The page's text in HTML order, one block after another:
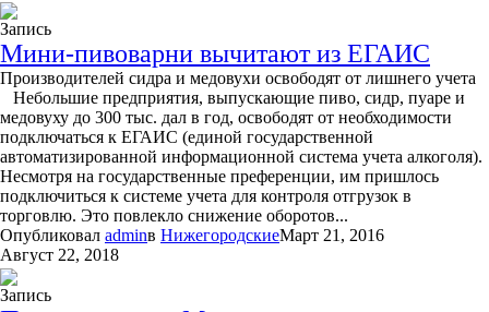
Запись
Мини-пивоварни вычитают из ЕГАИС
Производителей сидра и медовухи освободят от лишнего учета
Небольшие предприятия, выпускающие пиво, сидр, пуаре и
медовуху до 300 тыс. дал в год, освободят от необходимости
подключаться к ЕГАИС (единой государственной
автоматизированной информационной система учета алкоголя).
Несмотря на государственные преференции, им пришлось
подключиться к системе учета для контроля отгрузок в
торговлю. Это повлекло снижение оборотов...
Опубликовал adminв НижегородскиеМарт 21, 2016
Август 22, 2018
Запись